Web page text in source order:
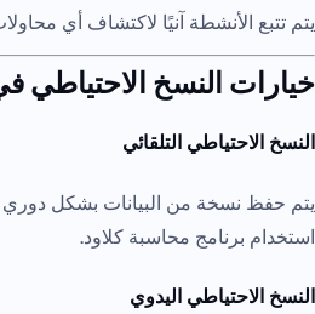
يتم تتبع الأنشطة آنيًا لاكتشاف أي
خيارات النسخ الاحتياطي
النسخ الاحتياطي التلقائي
يتم حفظ نسخة من البيانات بشكل
استخدام برنامج محاسبة كلاود.
النسخ الاحتياطي اليدوي